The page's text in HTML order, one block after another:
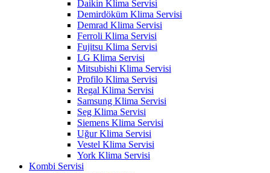
Daikin Klima Servisi
Demirdöküm Klima Servisi
Demrad Klima Servisi
Ferroli Klima Servisi
Fujitsu Klima Servisi
LG Klima Servisi
Mitsubishi Klima Servisi
Profilo Klima Servisi
Regal Klima Servisi
Samsung Klima Servisi
Seg Klima Servisi
Siemens Klima Servisi
Uğur Klima Servisi
Vestel Klima Servisi
York Klima Servisi
Kombi Servisi